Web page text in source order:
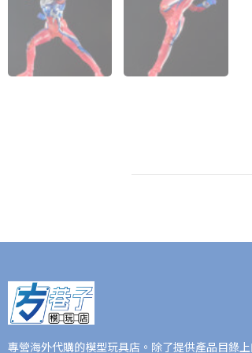
專營海外代購的模型玩具店。除了提供產品目錄